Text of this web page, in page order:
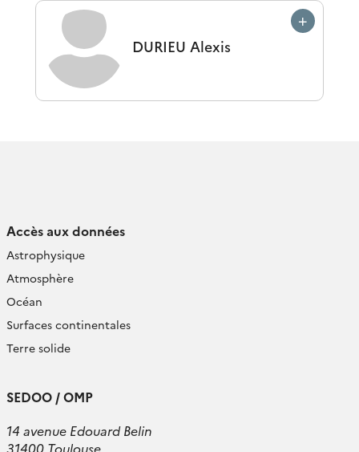
DURIEU Alexis
Accès aux données
Astrophysique
Atmosphère
Océan
Surfaces continentales
Terre solide
SEDOO / OMP
14 avenue Edouard Belin
31400 Toulouse